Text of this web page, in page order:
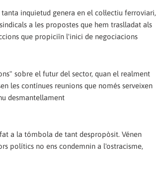
inquietud genera en el col·lectiu ferroviari,
a les propostes que hem traslladat als
que propiciïn l'inici de negociacions
sobre el futur del sector, quan el realment
les contínues reunions que només serveixen
desmantellament
a la tómbola de tant despropòsit. Vénen
polítics no ens condemnin a l'ostracisme,